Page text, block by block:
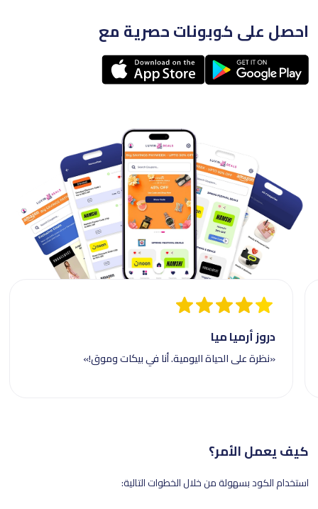
احصل على كوبونات حصرية مع
دروز أرميا ميا
«نظرة على الحياة اليومية. أنا في بيكات وموق!»
كيف يعمل الأمر؟
استخدام الكود بسهولة من خلال الخطوات التالية: